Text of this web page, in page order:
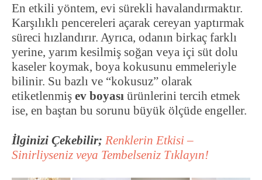
En etkili yöntem, evi sürekli havalandırmaktır.
Karşılıklı pencereleri açarak cereyan yaptırmak
süreci hızlandırır. Ayrıca, odanın birkaç farklı
yerine, yarım kesilmiş soğan veya içi süt dolu
kaseler koymak, boya kokusunu emmeleriyle
bilinir. Su bazlı ve “kokusuz” olarak
etiketlenmiş ev boyası ürünlerini tercih etmek
ise, en baştan bu sorunu büyük ölçüde engeller.
İlginizi Çekebilir; Renklerin Etkisi –
Sinirliyseniz veya Tembelseniz Tıklayın!